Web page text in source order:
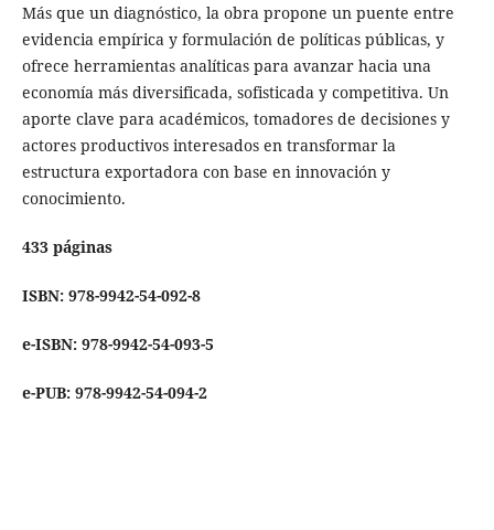
Más que un diagnóstico, la obra propone un puente entre
evidencia empírica y formulación de políticas públicas, y
ofrece herramientas analíticas para avanzar hacia una
economía más diversificada, sofisticada y competitiva. Un
aporte clave para académicos, tomadores de decisiones y
actores productivos interesados en transformar la
estructura exportadora con base en innovación y
conocimiento.
433 páginas
ISBN: 978-9942-54-092-8
e-ISBN: 978-9942-54-093-5
e-PUB: 978-9942-54-094-2